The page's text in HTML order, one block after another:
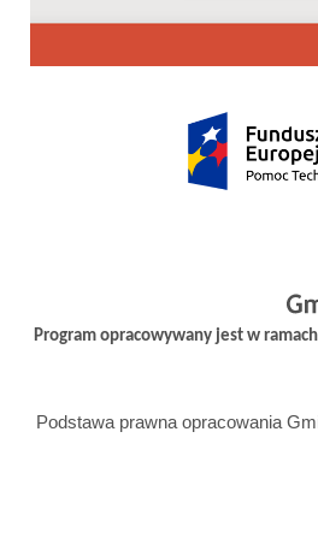
Program opracowywany jest w
Podstawa prawna opracowania